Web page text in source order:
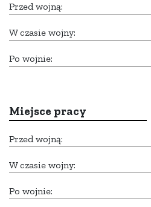
Przed wojną:
W czasie wojny:
Po wojnie:
Miejsce pracy
Przed wojną:
W czasie wojny:
Po wojnie: